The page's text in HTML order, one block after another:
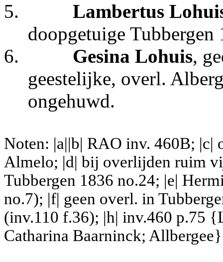
5.
Lambertus
doopgetuige Tubbergen
6.
Gesina Lohuis,
geestelijke, overl.
ongehuwd.
Noten: |a||b| RAO inv. 460B; |c|
Almelo; |d| bij overlijden ruim
Tubbergen 1836 no.24; |e|
no.7); |f| geen overl. in
(inv.110 f.36); |h| inv.460 p.75
Catharina Baarninck;